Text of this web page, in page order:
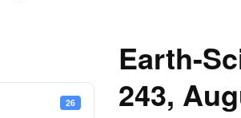
26
Earth-
243,